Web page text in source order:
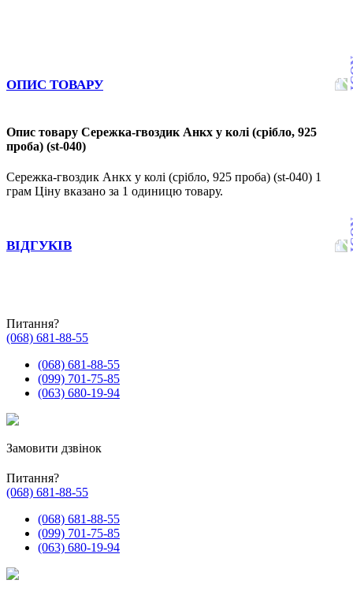
ОПИС ТОВАРУ
Опис товару Сережка-гвоздик Анкх у колі (срібло, 925
проба) (st-040)
Сережка-гвоздик Анкх у колі (срібло, 925 проба) (st-040) 1
грам Ціну вказано за 1 одиницю товару.
ВІДГУКІВ
Питання?
(068) 681-88-55
(068) 681-88-55
(099) 701-75-85
(063) 680-19-94
Замовити дзвінок
Питання?
(068) 681-88-55
(068) 681-88-55
(099) 701-75-85
(063) 680-19-94